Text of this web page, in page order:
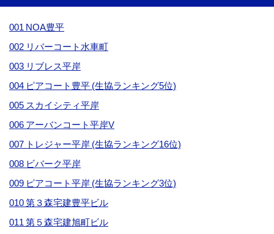
001 NOA豊平
002 リバーコート水車町
003 リブレス平岸
004 ピアコート豊平 (生協ランキング5位)
005 スカイシティ平岸
006 アーバンコート平岸V
007 トレジャー平岸 (生協ランキング16位)
008 ビバーク平岸
009 ピアコート平岸 (生協ランキング3位)
010 第３森宅建豊平ビル
011 第５森宅建旭町ビル